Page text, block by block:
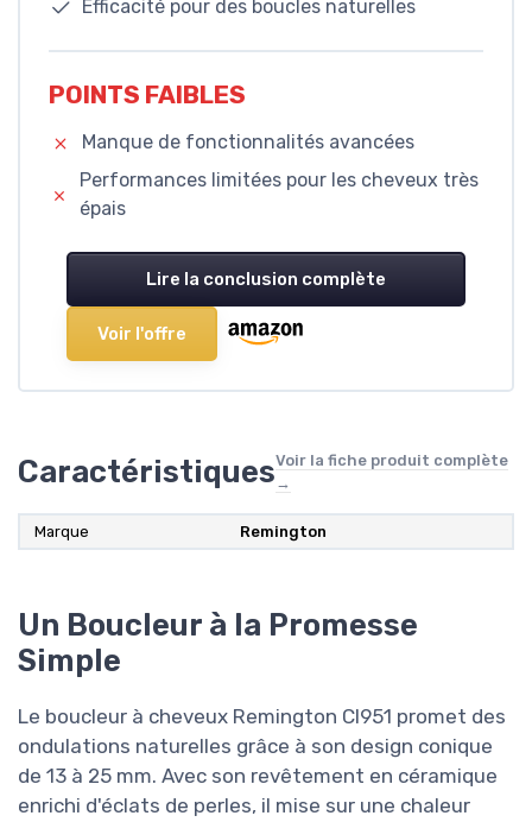
Efficacité pour des boucles naturelles
POINTS FAIBLES
Manque de fonctionnalités avancées
Performances limitées pour les cheveux très
épais
Lire la conclusion complète
Voir l'offre
CaractéristiquesVoir la fiche produit complète
→
Marque ‎Remington
Un Boucleur à la Promesse
Simple
Le boucleur à cheveux Remington CI951 promet des
ondulations naturelles grâce à son design conique
de 13 à 25 mm. Avec son revêtement en céramique
enrichi d'éclats de perles, il mise sur une chaleur